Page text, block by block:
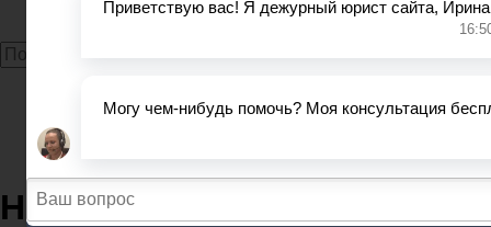
Задать вопрос юристу
Налоговые инспекции
Московская область
Налоговая инспекция ИФНС, Ступино
Налоговая инспекция